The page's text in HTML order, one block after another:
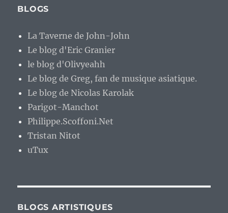
BLOGS
La Taverne de John-John
Le blog d'Eric Granier
le blog d'Olivyeahh
Le blog de Greg, fan de musique asiatique.
Le blog de Nicolas Karolak
Parigot-Manchot
Philippe.Scoffoni.Net
Tristan Nitot
uTux
BLOGS ARTISTIQUES